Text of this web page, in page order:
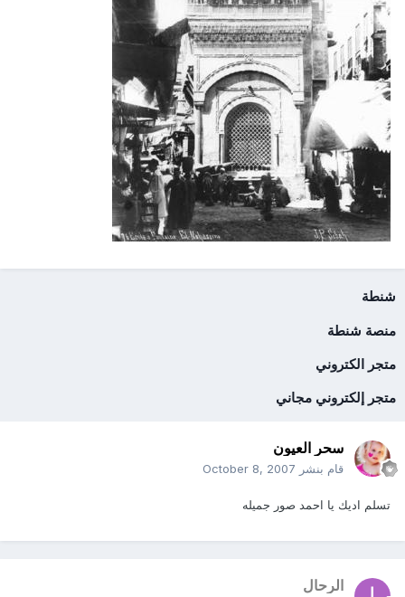
شنطة
منصة شنطة
متجر الكتروني
متجر إلكتروني مجاني
سحر العيون
قام بنشر October 8, 2007
تسلم اديك يا احمد صور جميله
الرحال